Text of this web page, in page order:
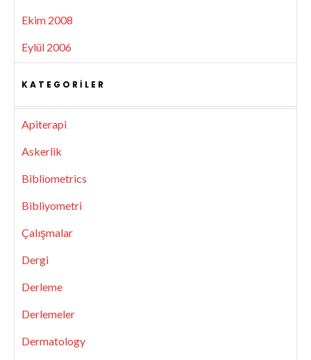
Ekim 2008
Eylül 2006
KATEGORILER
Apiterapi
Askerlik
Bibliometrics
Bibliyometri
Çalışmalar
Dergi
Derleme
Derlemeler
Dermatology